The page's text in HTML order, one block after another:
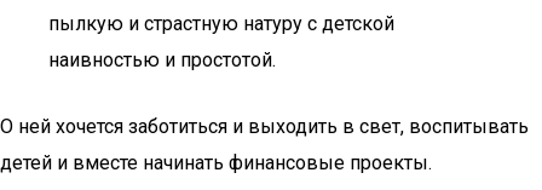
пылкую и страстную натуру с детской
наивностью и простотой.
О ней хочется заботиться и выходить в свет, воспитывать
детей и вместе начинать финансовые проекты.